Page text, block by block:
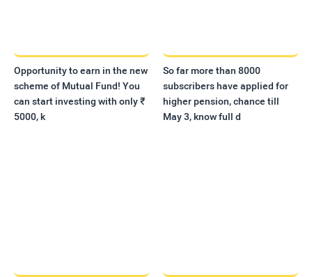
Opportunity to earn in the new
scheme of Mutual Fund! You
can start investing with only ₹
5000, k
So far more than 8000
subscribers have applied for
higher pension, chance till
May 3, know full d